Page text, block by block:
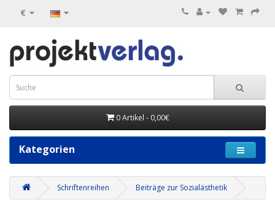
€
0 Artikel - 0,00€
Kategorien
Schriftenreihen Beiträge zur Sozialästhetik